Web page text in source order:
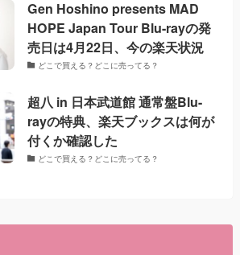
Gen Hoshino presents MAD
HOPE Japan Tour Blu-rayの発
売日は4月22日、今の楽天状況
どこで買える？どこに売ってる？
超八 in 日本武道館 通常盤Blu-
rayの特典、楽天ブックスは何が
付くか確認した
どこで買える？どこに売ってる？